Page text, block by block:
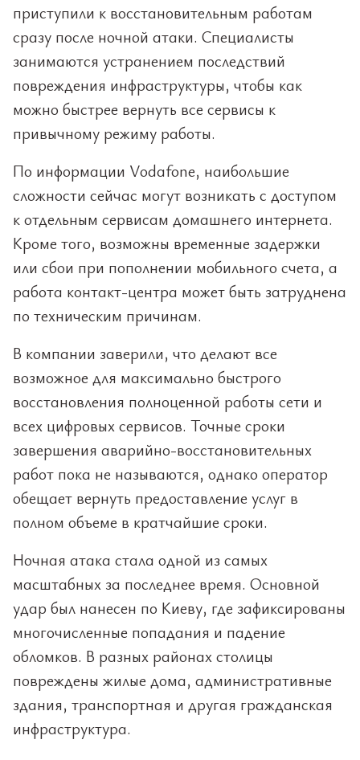
приступили к восстановительным работам
сразу после ночной атаки. Специалисты
занимаются устранением последствий
повреждения инфраструктуры, чтобы как
можно быстрее вернуть все сервисы к
привычному режиму работы.
По информации Vodafone, наибольшие
сложности сейчас могут возникать с доступом
к отдельным сервисам домашнего интернета.
Кроме того, возможны временные задержки
или сбои при пополнении мобильного счета, а
работа контакт-центра может быть затруднена
по техническим причинам.
В компании заверили, что делают все
возможное для максимально быстрого
восстановления полноценной работы сети и
всех цифровых сервисов. Точные сроки
завершения аварийно-восстановительных
работ пока не называются, однако оператор
обещает вернуть предоставление услуг в
полном объеме в кратчайшие сроки.
Ночная атака стала одной из самых
масштабных за последнее время. Основной
удар был нанесен по Киеву, где зафиксированы
многочисленные попадания и падение
обломков. В разных районах столицы
повреждены жилые дома, административные
здания, транспортная и другая гражданская
инфраструктура.